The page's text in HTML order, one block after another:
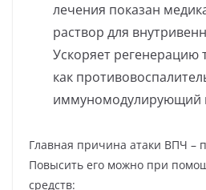
лечения показан
раствор для
Ускоряет регенерацию
как
иммуномодулирующий
Главная причина атаки ВПЧ –
Повысить его можно при
средств: